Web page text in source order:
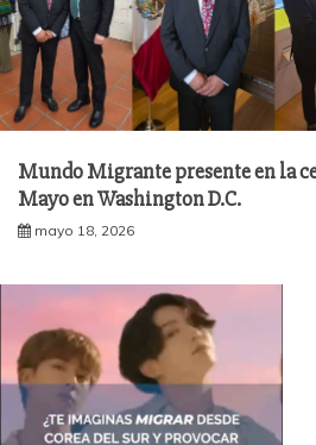
Mundo Migrante presente en la
Mayo en Washington D.C.
mayo 18, 2026